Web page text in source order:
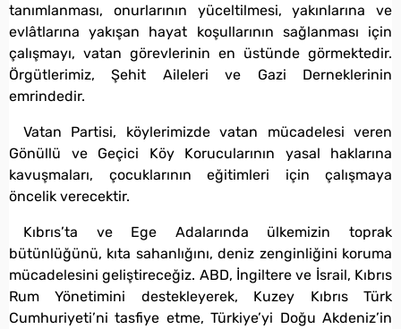
tanımlanması, onurlarının yüceltilmesi, yakınlarına ve
evlâtlarına yakışan hayat koşullarının sağlanması için
çalışmayı, vatan görevlerinin en üstünde görmektedir.
Örgütlerimiz, Şehit Aileleri ve Gazi Derneklerinin
emrindedir.
Vatan Partisi, köylerimizde vatan mücadelesi veren
Gönüllü ve Geçici Köy Korucularının yasal haklarına
kavuşmaları, çocuklarının eğitimleri için çalışmaya
öncelik verecektir.
Kıbrıs’ta ve Ege Adalarında ülkemizin toprak
bütünlüğünü, kıta sahanlığını, deniz zenginliğini koruma
mücadelesini geliştireceğiz. ABD, İngiltere ve İsrail, Kıbrıs
Rum Yönetimini destekleyerek, Kuzey Kıbrıs Türk
Cumhuriyeti’ni tasfiye etme, Türkiye’yi Doğu Akdeniz’in